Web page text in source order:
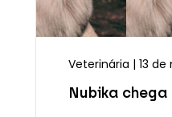
Veterinária | 13 de
Nubika